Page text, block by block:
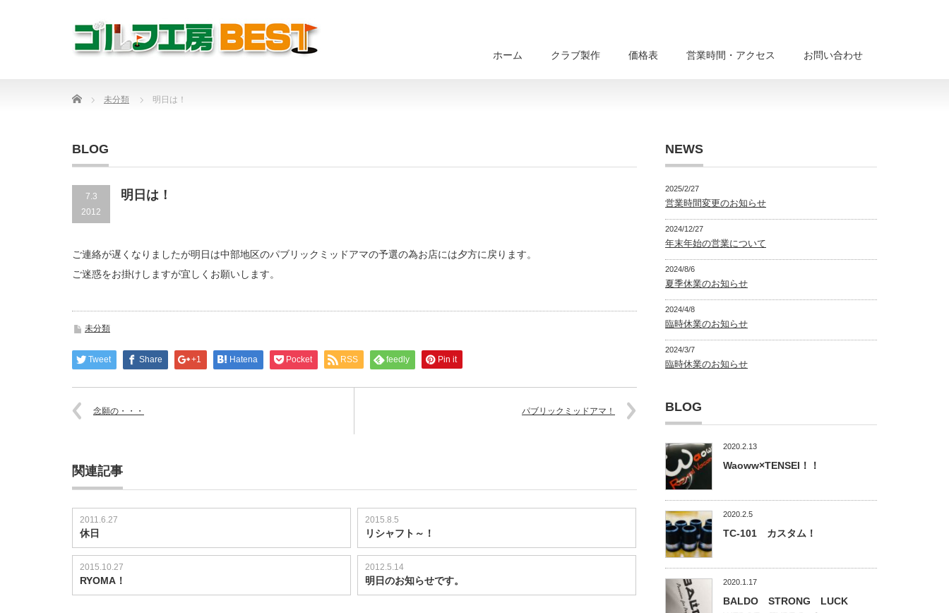
ホーム クラブ製作 価格表 営業時間・アクセス お問い合わせ
Home 未分類 明日は！
BLOG
7.3
2012
明日は！
ご連絡が遅くなりましたが明日は中部地区のパブリックミッドアマの予選の為お店には夕方に戻ります。
ご迷惑をお掛けしますが宜しくお願いします。
未分類
Tweet Share +1 Hatena Pocket RSS feedly Pin it
念願の・・・ パブリックミッドアマ！
関連記事
2011.6.27
休日
2015.8.5
リシャフト～！
2015.10.27
RYOMA！
2012.5.14
明日のお知らせです。
NEWS
2025/2/27
営業時間変更のお知らせ
2024/12/27
年末年始の営業について
2024/8/6
夏季休業のお知らせ
2024/4/8
臨時休業のお知らせ
2024/3/7
臨時休業のお知らせ
BLOG
2020.2.13
Waoww×TENSEI！！
2020.2.5
TC-101 カスタム！
2020.1.17
BALDO STRONG LUCK